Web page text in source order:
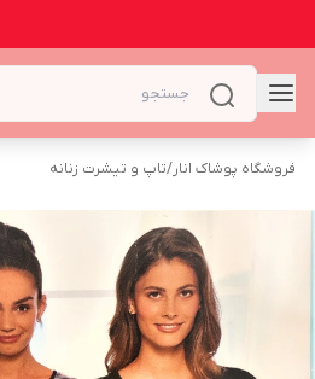
فروشگاه پوشاک انار/تاپ و تیشرت زنانه